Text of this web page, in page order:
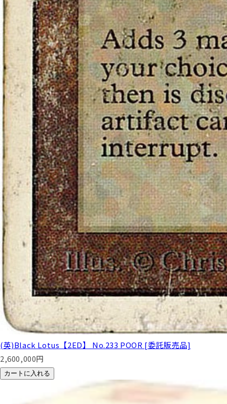
(英)Black Lotus【2ED】 No.233 POOR [委託販売品]
2,600,000円
カートに入れる